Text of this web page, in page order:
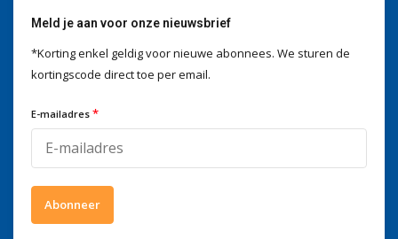
4 / 5 Wij scoren een4 / 5opTrustpilot
Meld je aan voor onze nieuwsbrief
*Korting enkel geldig voor nieuwe abonnees. We sturen de
kortingscode direct toe per email.
E-mailadres *
Abonneer